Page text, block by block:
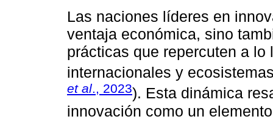
Las naciones líderes en
ventaja económica, sino
prácticas que repercuten a
internacionales y
et al., 2023). Esta dinámica
innovación como un